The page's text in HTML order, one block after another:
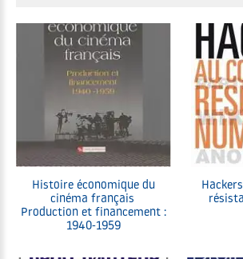
Histoire économique du
cinéma français
Production et financement :
1940-1959